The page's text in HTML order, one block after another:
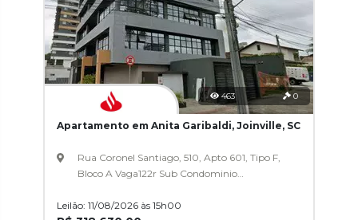
463 0
Apartamento em Anita Garibaldi, Joinville, SC
Rua Coronel Santiago, 510, Apto 601, Tipo F,
Bloco A Vaga122r Sub Condominio
Neobusiness/Neogarden, Anita Garibaldi,
Leilão: 11/08/2026 às 15h00